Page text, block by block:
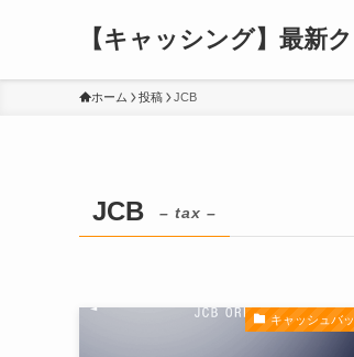
【キャッシング】最新
ホーム 投稿 JCB
JCB – tax –
キャッシュバ